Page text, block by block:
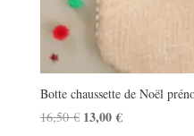
Botte chaussette de Noël
16,50€ Le
13,00€Le